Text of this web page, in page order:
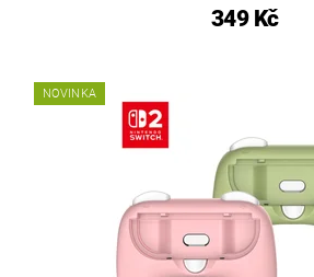
349 Kč
NOVINKA